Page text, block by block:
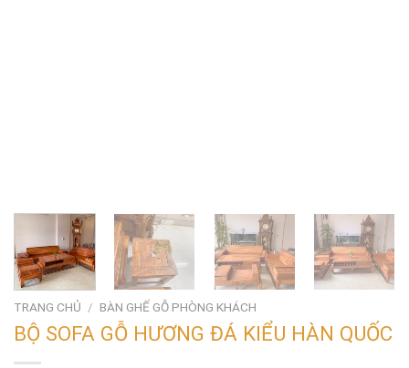
TRANG CHỦ / BÀN GHẾ GỖ PHÒNG KHÁCH
BỘ SOFA GỖ HƯƠNG ĐÁ KIỂU HÀN QUỐC